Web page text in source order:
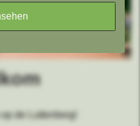
de Luttenberg!